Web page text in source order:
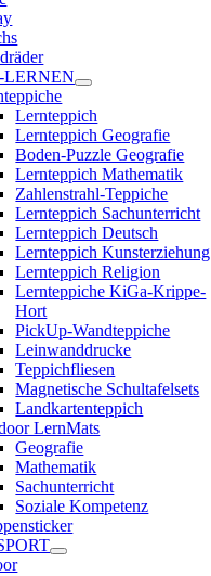
LERNEN
Lernteppich
Lernteppich Geografie
Boden-Puzzle Geografie
Lernteppich Mathematik
Zahlenstrahl-Teppiche
Lernteppich Sachunterricht
Lernteppich Deutsch
Lernteppich Kunsterziehung
Lernteppich Religion
Lernteppiche KiGa-Krippe-
Hort
PickUp-Wandteppiche
Leinwanddrucke
Teppichfliesen
Magnetische Schultafelsets
Landkartenteppich
LernMats
Geografie
Mathematik
Sachunterricht
Soziale Kompetenz